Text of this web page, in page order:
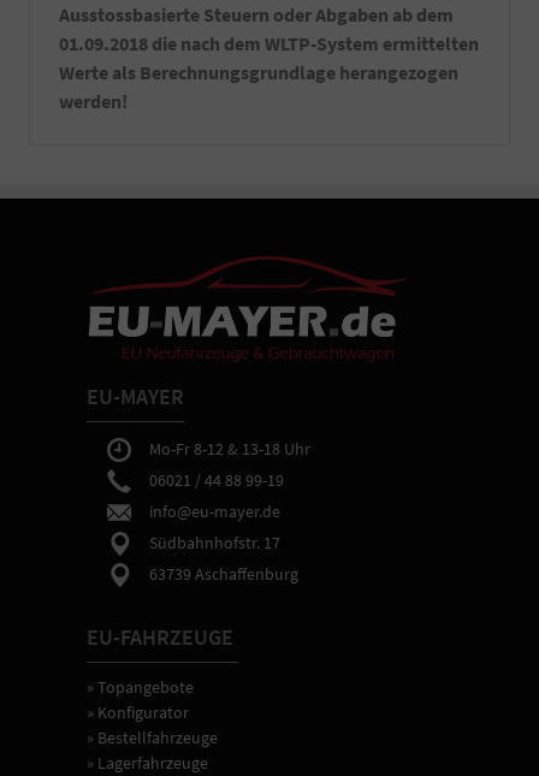
Ausstossbasierte Steuern oder Abgaben ab dem
01.09.2018 die nach dem WLTP-System ermittelten
Werte als Berechnungsgrundlage herangezogen
werden!
EU-MAYER
Mo-Fr 8-12 & 13-18 Uhr
06021 / 44 88 99-19
info@eu-mayer.de
Südbahnhofstr. 17
63739 Aschaffenburg
EU-FAHRZEUGE
» Topangebote
» Konfigurator
» Bestellfahrzeuge
» Lagerfahrzeuge